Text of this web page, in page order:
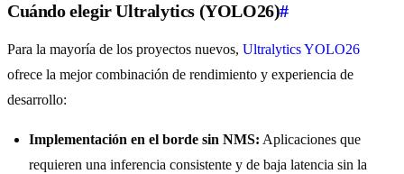
Cuándo elegir Ultralytics (YOLO26)#
Para la mayoría de los proyectos nuevos, Ultralytics YOLO26
ofrece la mejor combinación de rendimiento y experiencia de
desarrollo:
Implementación en el borde sin NMS: Aplicaciones que
requieren una inferencia consistente y de baja latencia sin la